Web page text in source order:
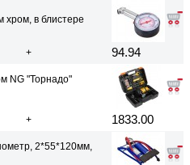
хром, в блистере
+ 94.94
NG "Торнадо"
+ 1833.00
2*55*120мм,